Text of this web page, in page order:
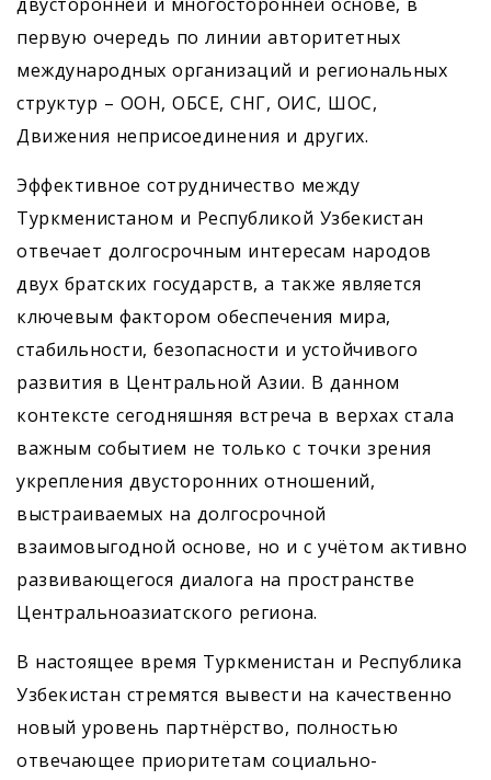
первую очередь по линии авторитетных
международных организаций и региональных
структур – ООН, ОБСЕ, СНГ, ОИС, ШОС,
Движения неприсоединения и других.
Эффективное сотрудничество между
Туркменистаном и Республикой Узбекистан
отвечает долгосрочным интересам народов
двух братских государств, а также является
ключевым фактором обеспечения мира,
стабильности, безопасности и устойчивого
развития в Центральной Азии. В данном
контексте сегодняшняя встреча в верхах стала
важным событием не только с точки зрения
укрепления двусторонних отношений,
выстраиваемых на долгосрочной
взаимовыгодной основе, но и с учётом активно
развивающегося диалога на пространстве
Центральноазиатского региона.
В настоящее время Туркменистан и Республика
Узбекистан стремятся вывести на качественно
новый уровень партнёрство, полностью
отвечающее приоритетам социально-